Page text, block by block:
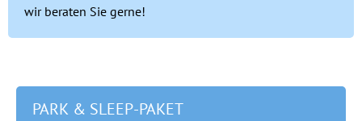
wir beraten Sie gerne!
PARK & SLEEP-PAKET